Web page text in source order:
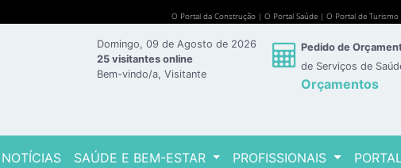
O Portal da Construção | O Portal Saúde | O Portal de Turismo
Domingo, 09 de Agosto de 2026
25 visitantes online
Bem-vindo/a, Visitante
Pedido de
de Serviços de
Orçamentos
NOTÍCIAS SAÚDE E BEM-ESTAR PROFISSIONAIS